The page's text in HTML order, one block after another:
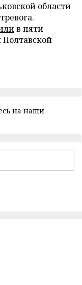
области
в пяти
Полтавской
на наши